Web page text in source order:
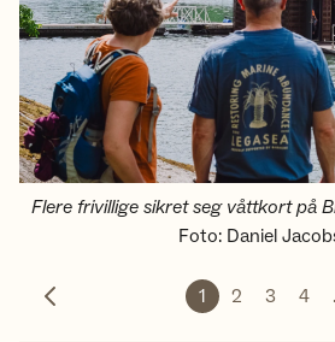
Flere frivillige sikret seg våttkort på
Foto: Daniel
Forrige bilde
1 2 3 4